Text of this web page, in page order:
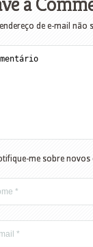
de e-mail não
me sobre novos